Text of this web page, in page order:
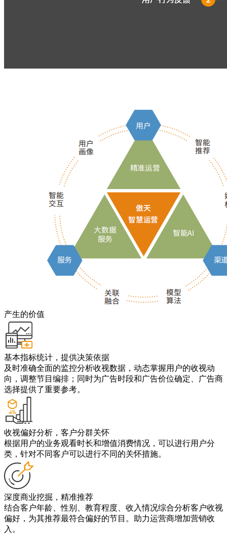
产生的价值
基本指标统计，提供决策依据
及时准确全面的监控分析收视数据，动态掌握用户的收视动
向，调整节目编排；同时为广告时段和广告价位确定、广告商
选择提供了重要参考。
收视偏好分析，客户分群关怀
根据用户的业务观看时长和增值消费情况，可以进行用户分
类，针对不同客户可以进行不同的关怀措施。
深度商业挖掘，精准推荐
结合客户年龄、性别、教育程度、收入情况综合分析客户收视
偏好，为其推荐最符合偏好的节目。助力运营商增加营销收
入。